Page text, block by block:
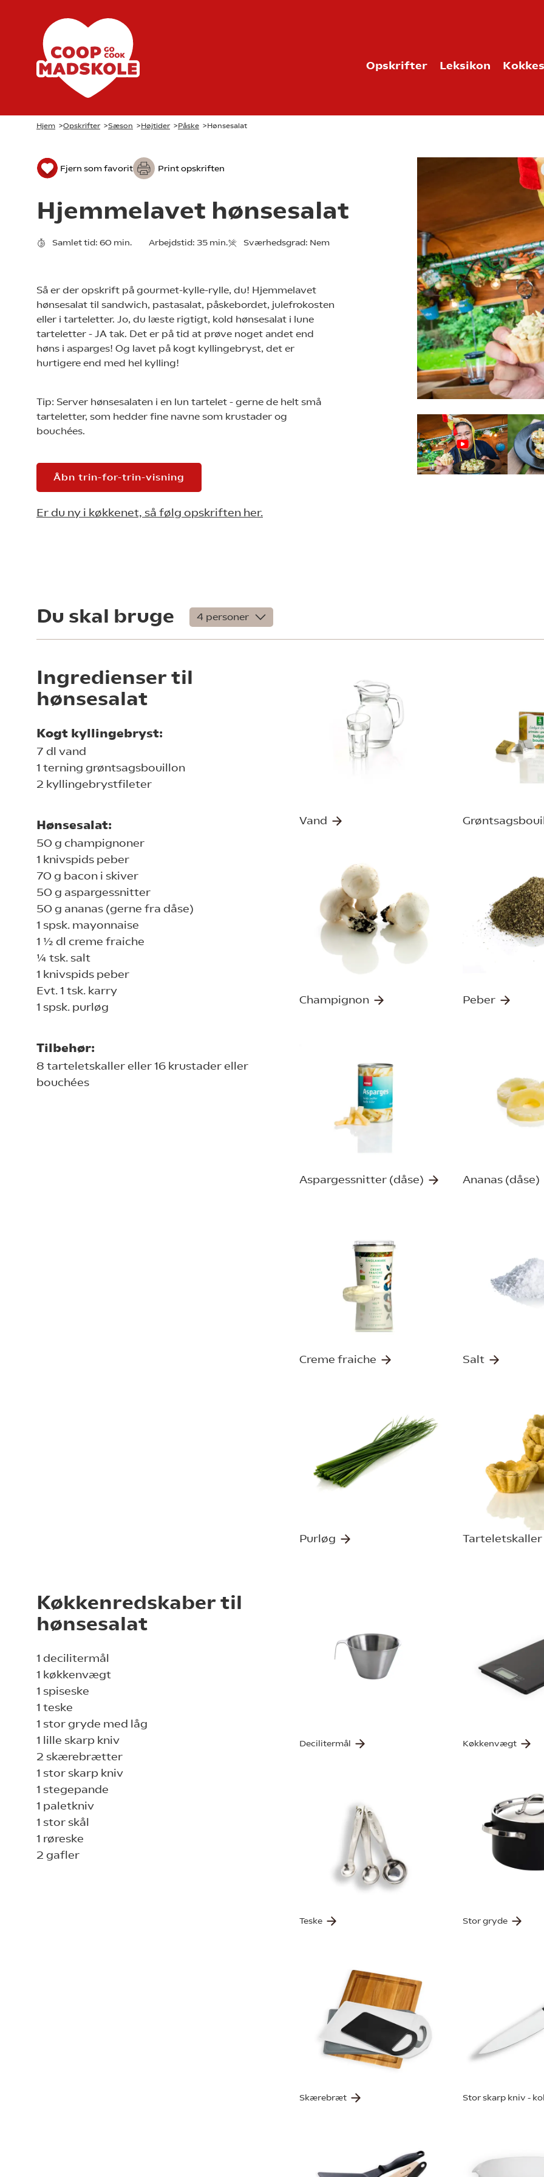
Opskrifter Leksikon
Hjem >Opskrifter >Sæson >Højtider >Påske >Hønsesalat
Fjern som favorit Print opskriften
Hjemmelavet hønsesalat
Samlet tid: 60 min. Arbejdstid: 35 min. Sværhedsgrad: Nem
Så er der opskrift på gourmet-kylle-rylle, du! Hjemmelavet
hønsesalat til sandwich, pastasalat, påskebordet, julefrokosten
eller i tarteletter. Jo, du læste rigtigt, kold hønsesalat i lune
tarteletter - JA tak. Det er på tid at prøve noget andet end
høns i asparges! Og lavet på kogt kyllingebryst, det er
hurtigere end med hel kylling!
Tip: Server hønsesalaten i en lun tartelet - gerne de helt små
tarteletter, som hedder fine navne som krustader og
bouchées.
Åbn trin-for-trin-visning
Er du ny i køkkenet, så følg opskriften her.
Du skal bruge
Ingredienser til
hønsesalat
Kogt kyllingebryst:
7 dl vand
1 terning grøntsagsbouillon
2 kyllingebrystfileter
Hønsesalat:
50 g champignoner
1 knivspids peber
70 g bacon i skiver
50 g aspargessnitter
50 g ananas (gerne fra dåse)
1 spsk. mayonnaise
1 ½ dl creme fraiche
¼ tsk. salt
1 knivspids peber
Evt. 1 tsk. karry
1 spsk. purløg
Tilbehør:
8 tarteletskaller eller 16 krustader eller
bouchées
Vand
Champignon Peber
Aspargessnitter (dåse) Ananas (dåse)
Creme fraiche Salt
Purløg Tarteletskaller
Køkkenredskaber til
hønsesalat
1 decilitermål
1 køkkenvægt
1 spiseske
1 teske
1 stor gryde med låg
1 lille skarp kniv
2 skærebrætter
1 stor skarp kniv
1 stegepande
1 paletkniv
1 stor skål
1 røreske
2 gafler
Decilitermål Køkkenvægt
Teske Stor gryde
Skærebræt Stor skarp kniv -